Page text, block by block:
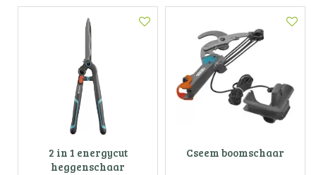
2 in 1 energycut
heggenschaar
Cseem boomschaar